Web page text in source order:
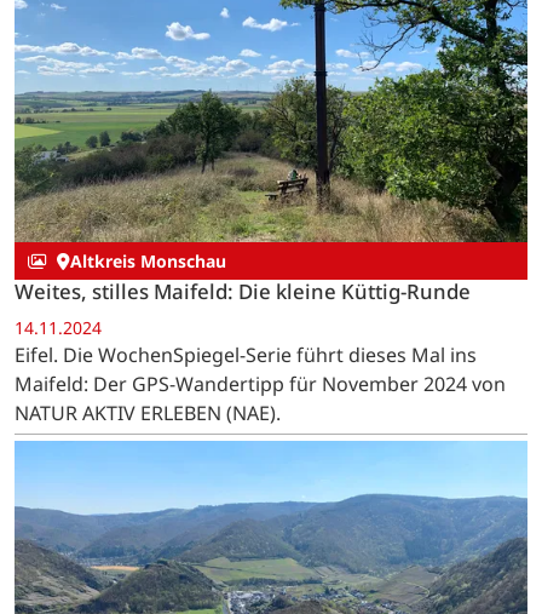
Altkreis Monschau
Weites, stilles Maifeld: Die kleine Küttig-Runde
14.11.2024
Eifel. Die WochenSpiegel-Serie führt dieses Mal ins
Maifeld: Der GPS-Wandertipp für November 2024 von
NATUR AKTIV ERLEBEN (NAE).